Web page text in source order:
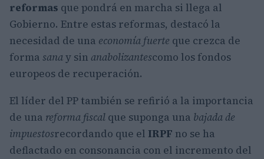
reformas que pondrá en marcha si llega al
Gobierno. Entre estas reformas, destacó la
necesidad de una economía fuerte que crezca de
forma sanay sin anabolizantescomo los fondos
europeos de recuperación.
El líder del PP también se refirió a la importancia
de una reforma fiscal que suponga una bajada de
impuestosrecordando que el IRPF no se ha
deflactado en consonancia con el incremento del